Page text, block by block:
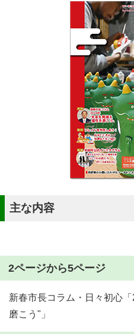
主な内容
2ページから5ページ
新春市長コラム・日々初心
磨こう"」